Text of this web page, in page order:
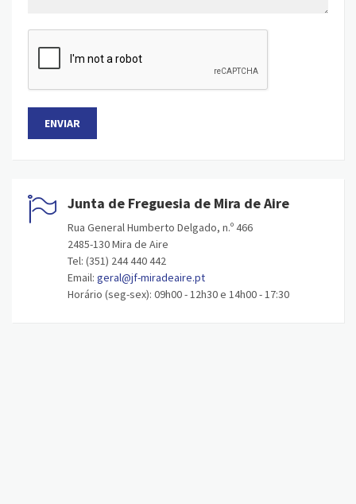
Junta de Freguesia de Mira de Aire
Rua General Humberto Delgado, n.º 466
2485-130 Mira de Aire
Tel: (351) 244 440 442
Email: geral@jf-miradeaire.pt
Horário (seg-sex): 09h00 - 12h30 e 14h00 - 17:30